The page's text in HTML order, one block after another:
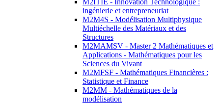
M2ITIE - Innovation Technologique :
ingénierie et entrepreneuriat
M2M4S - Modélisation Multiphysique
Multiéchelle des Matériaux et des
Structures
M2MAMSV - Master 2 Mathématiques et
Applications - Mathématiques pour les
Sciences du Vivant
M2MFSF - Mathématiques Financières :
Statistique et Finance
M2MM - Mathématiques de la
modélisation